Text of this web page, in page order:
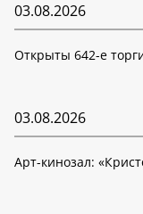
03.08.2026
Открыты 642-е
03.08.2026
Арт-кинозал: